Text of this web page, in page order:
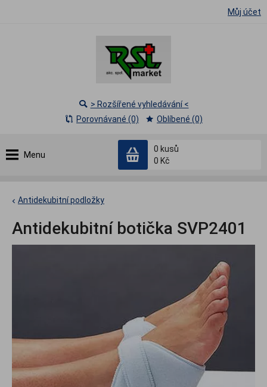
Můj účet
Menu
0 kusů
0 Kč
> Rozšířené vyhledávání <
Porovnávané (0)
Oblíbené (0)
Antidekubitní podložky
Antidekubitní botička SVP2401